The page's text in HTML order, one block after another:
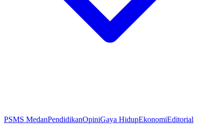
PSMS MedanPendidikanOpiniGaya HidupEkonomiEditorial